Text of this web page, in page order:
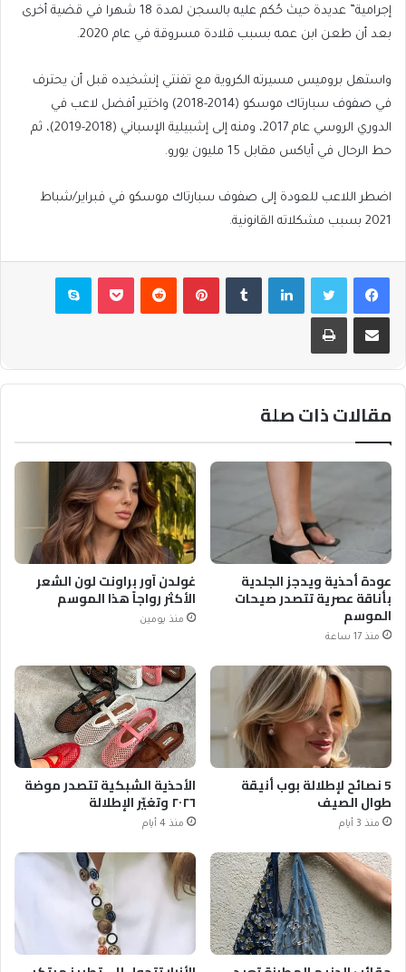
إجرامية” عديدة حيث حُكم عليه بالسجن لمدة 18 شهرا في قضية أخرى
بعد أن طعن ابن عمه بسبب قلادة مسروقة في عام 2020.
واستهل بروميس مسيرته الكروية مع تفنتي إنشخيده قبل أن يحترف
في صفوف سبارتاك موسكو (2014-2018) واختير أفضل لاعب في
الدوري الروسي عام 2017، ومنه إلى إشبيلية الإسباني (2018-2019)، ثم
حط الرحال في أياكس مقابل 15 مليون يورو.
اضطر اللاعب للعودة إلى صفوف سبارتاك موسكو في فبراير/شباط
2021 بسبب مشكلاته القانونية.
فيسبوكتويتر لينكدإن بينتيريست بوكيت سكايب
مشاركة عبر البريد طباعة
مقالات ذات صلة
عودة أحذية ويدجز الجلدية
بأناقة عصرية تتصدر صيحات
الموسم
منذ 17 ساعة
غولدن آور براونت لون الشعر
الأكثر رواجاً هذا الموسم
منذ يومين
5 نصائح لإطلالة بوب أنيقة
طوال الصيف
منذ 3 أيام
الأحذية الشبكية تتصدر موضة
٢٠٢٦ وتغيّر الإطلالة
منذ 4 أيام